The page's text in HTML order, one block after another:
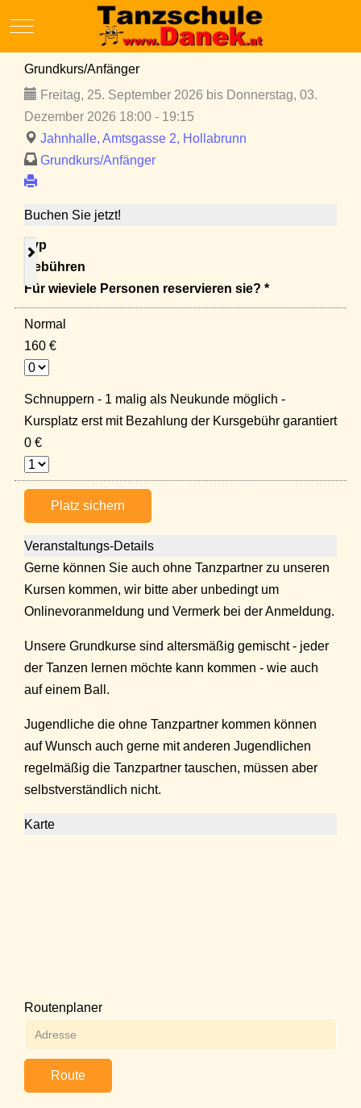
Mobile Menu Toggle
Grundkurs/Anfänger
Freitag, 25. September 2026 bis Donnerstag, 03.
Dezember 2026 18:00 - 19:15
Jahnhalle, Amtsgasse 2, Hollabrunn
Grundkurs/Anfänger
Buchen Sie jetzt!
Typ
Gebühren
Für wieviele Personen reservieren sie? *
Normal
160 €
Schnuppern - 1 malig als Neukunde möglich -
Kursplatz erst mit Bezahlung der Kursgebühr garantiert
0 €
Platz sichern
Veranstaltungs-Details
Gerne können Sie auch ohne Tanzpartner zu unseren
Kursen kommen, wir bitte aber unbedingt um
Onlinevoranmeldung und Vermerk bei der Anmeldung.
Unsere Grundkurse sind altersmäßig gemischt - jeder
der Tanzen lernen möchte kann kommen - wie auch
auf einem Ball.
Jugendliche die ohne Tanzpartner kommen können
auf Wunsch auch gerne mit anderen Jugendlichen
regelmäßig die Tanzpartner tauschen, müssen aber
selbstverständlich nicht.
Karte
Routenplaner
Route